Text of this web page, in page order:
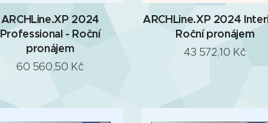
ARCHLine.XP 2024
Professional - Roční
pronájem
60 560,50 Kč
ARCHLine.XP 2024
Roční pronájem
43 572,10 Kč